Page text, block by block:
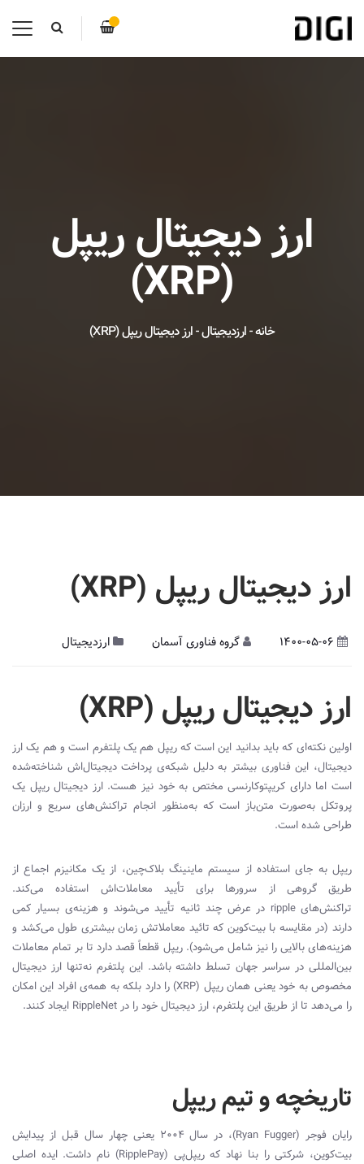
ارز دیجیتال ریپل
(XRP)
خانه-ارزدیجیتال-ارز دیجیتال ریپل (XRP)
ارز دیجیتال ریپل (XRP)
1400-05-06 گروه فناوری آسمان ارزدیجیتال
ارز دیجیتالریپل (XRP
)
اولین نکته‌ای که باید بدانید این است که ریپل هم یک پلتفرم است و هم یک ارز
دیجیتال، این فناوری بیشتر به دلیل شبکه‌ی پرداخت دیجیتال‌اش شناخته‌شده
است اما دارای کریپتوکارنسی مختص به خود نیز هست. ارز دیجیتال ریپل یک
پروتکل به‌صورت متن‌باز است که به‌منظور انجام تراکنش‌های سریع و ارزان
طراحی شده است.
ریپل به‌ جای استفاده از سیستم ماینینگ بلاک‌چین، از یک مکانیزم اجماع از
طریق گروهی از سرورها برای تأیید معاملات‌اش استفاده می‌کند.
تراکنش‌هایripple در عرض چند ثانیه تأیید می‌شوند و هزینه‌ی بسیار کمی
دارند (در مقایسه با بیت‌کوین که تائید معاملاتش زمان بیشتری طول می‌کشد و
هزینه‌های بالایی را نیز شامل می‌شود). ریپل قطعاً قصد دارد تا بر تمام معاملات
بین‌المللی در سراسر جهان تسلط داشته باشد. این پلتفرم نه‌تنها ارز دیجیتال
مخصوص به خود یعنی همان ریپل (XRP) را دارد بلکه به همه‌ی افراد این امکان
را می‌دهد تا از طریق این پلتفرم، ارز دیجیتال خود را در RippleNet ایجاد کنند.
تاریخچه و تیم ریپل
رایان فوجر (Ryan Fugger
)، در سال ۲۰۰۴ یعنی چهار سال قبل از پیدایش
بیت‌کوین، شرکتی را بنا نهاد که ریپل‌پی (RipplePay) نام داشت. ایده‌ اصلی